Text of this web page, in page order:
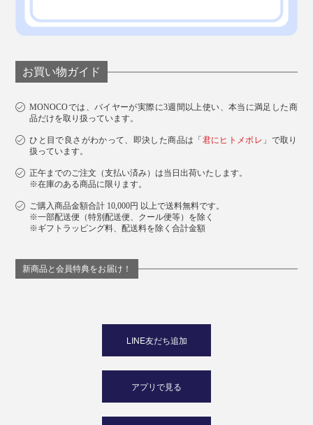
お買い物ガイド
MONOCOでは、バイヤーが実際に3週間以上使い、本当に満足した商
品だけを取り扱っています。
ひと目で良さがわかって、即決した商品は「君にヒトメボレ 」で取り
扱っています。
正午までのご注文（支払い済み）は当日出荷いたします。
※在庫のある商品に限ります。
ご購入商品金額合計 10,000円 以上で送料無料です。
※一部配送便（特別配送便、クール便等）を除く
※ギフトラッピング料、配送料を除く合計金額
新商品と会員特典をお届け！
LINE友だち追加
アプリで見る